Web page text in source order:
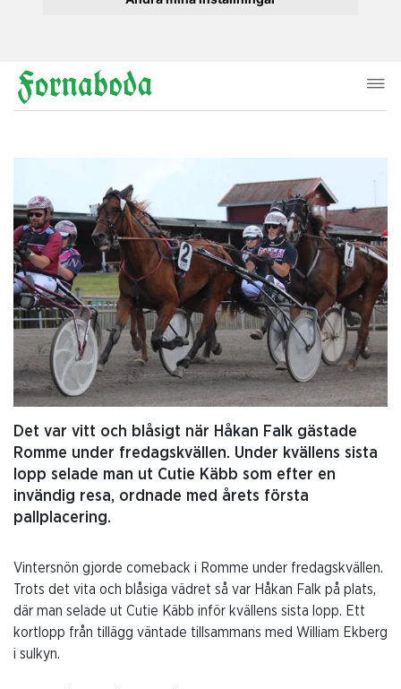
Det var vitt och blåsigt när Håkan Falk gästade
Romme under fredagskvällen. Under kvällens sista
lopp selade man ut Cutie Käbb som efter en
invändig resa, ordnade med årets första
pallplacering.
Vintersnön gjorde comeback i Romme under fredagskvällen.
Trots det vita och blåsiga vädret så var Håkan Falk på plats,
där man selade ut Cutie Käbb inför kvällens sista lopp. Ett
kortlopp från tillägg väntade tillsammans med William Ekberg
i sulkyn.